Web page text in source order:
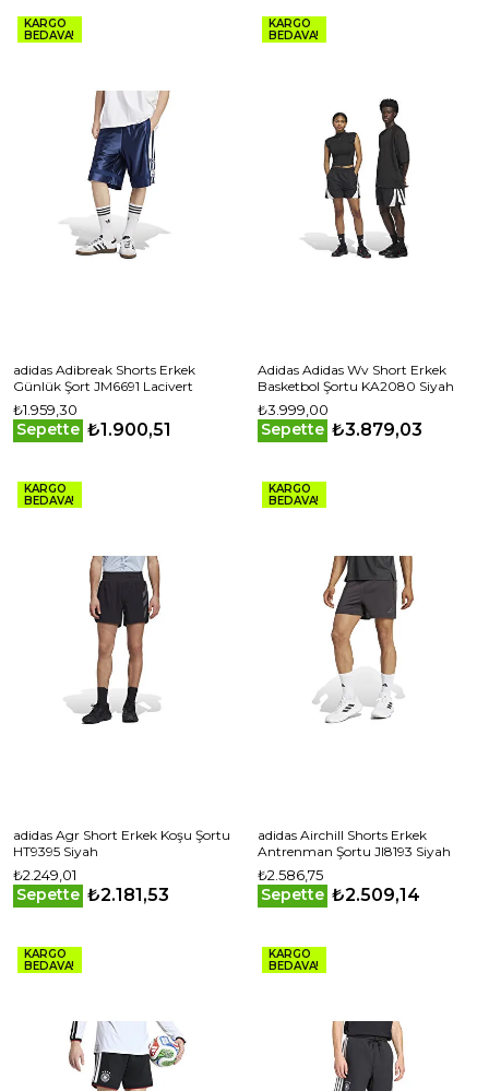
KARGO
BEDAVA!
adidas Adibreak Shorts Erkek
Günlük Şort JM6691 Lacivert
₺1.959,30
Sepette ₺1.900,51
KARGO
BEDAVA!
Adidas Adidas Wv Short Erkek
Basketbol Şortu KA2080 Siyah
₺3.999,00
Sepette ₺3.879,03
KARGO
BEDAVA!
adidas Agr Short Erkek Koşu Şortu
HT9395 Siyah
₺2.249,01
Sepette ₺2.181,53
KARGO
BEDAVA!
adidas Airchill Shorts Erkek
Antrenman Şortu JI8193 Siyah
₺2.586,75
Sepette ₺2.509,14
KARGO
BEDAVA!
KARGO
BEDAVA!